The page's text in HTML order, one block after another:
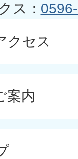
ス：
クセス
案内